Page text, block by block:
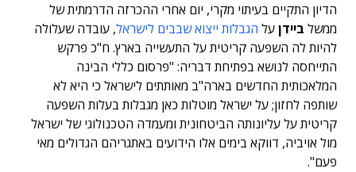
הדיון התקיים בעיתוי מקרי, יום אחרי ההכרזה הדרמתית של
ממשל ביידןעל הגבלות ייצוא שבבים לישראל, עובדה שעלולה
להיות לה השפעה קריטית על התעשייה בארץ. ח"כ פרקש
התייחסה לנושא בפתיחת דבריה: "פרסום כללי הבינה
המלאכותית החדשים בארה"ב מאותתים לישראל כי היא לא
שותפה לחזון; על ישראל מוטלות כאן מגבלות בעלות השפעה
קריטית על עליונותה הביטחונית ומעמדה הטכנולוגי של ישראל
מול אויביה, דווקא בימים אלו הידועים באתגריהם הגדולים מאי
פעם".